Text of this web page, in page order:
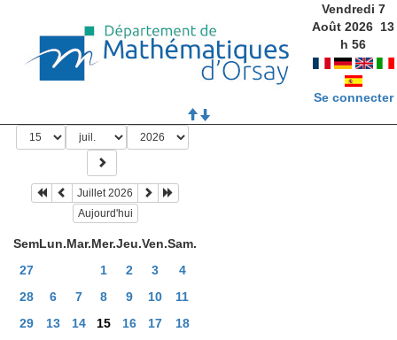
Vendredi 7
Août 2026 13
h56
Se connecter
Juillet 2026
Aujourd'hui
SemLun.Mar.Mer.Jeu.Ven.Sam.
27
1 2 3
4
28
6 7 8 9 10
11
29
13 14 15 16 17
18